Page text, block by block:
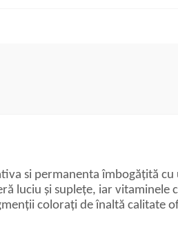
si permanenta îmbogățită
luciu și suplețe, iar
colorați de înaltă calitate